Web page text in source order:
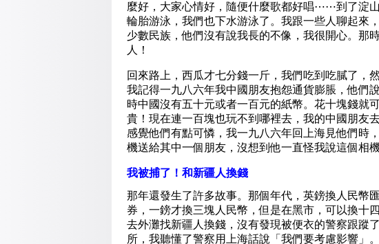
麼好，大家心情好，隨便什麼歌都好唱⋯⋯到了淀
輪胎游泳，我們也下水游泳了。我跟一些人聊起來
少數民族，他們沒有說我長的不像，我很開心。那
人！
回來路上，西瓜才七分錢一斤，我們吃到吃膩了，
我記得一九八六年我中國朋友抱怨通貨膨脹，他們
時中國沒有五十元或者一百元的紙幣。花十塊錢就
貴！現在連一百塊也玩不到哪裡去，我的中國朋友
感覺他們有點可憐，我一九八六年回上海見他們時
機送給其中一個朋友，沒想到他一直怪我說這個相
我被捕了！和新疆人換錢
那年還發生了許多故事。那個年代，英鎊換人民幣
券，一鎊才換三塊人民幣，但是在黑市，可以換十
去外灘找新疆人換錢，沒有發現被便衣的警察跟蹤
所，我聽懂了警察用上海話說「我們要考慮影響」